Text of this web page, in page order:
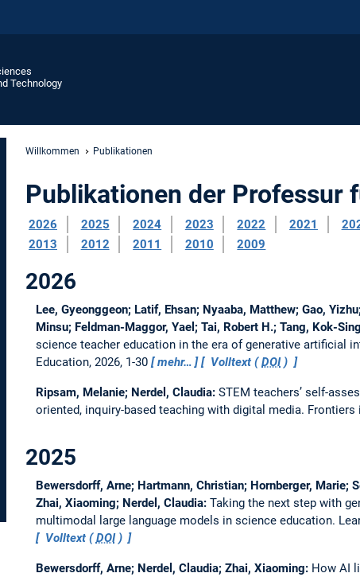
Technology
Willkommen Publikationen
Publikationen der Professur
2026 2025 2024 2023 2022 2021
2013
2012 2011 2010 2009
2026
Lee, Gyeonggeon; Latif, Ehsan; Nyaaba, Matthew; Gao,
Minsu; Feldman-Maggor, Yael; Tai, Robert H.; Tang, Kok-
science teacher education in the era of generative artificial
Education, 2026, 1-30
mehr… Volltext (DOI)
Ripsam, Melanie; Nerdel, Claudia: STEM teachers’ self-
oriented, inquiry-based teaching with digital media. Frontiers
2025
Bewersdorff, Arne; Hartmann, Christian; Hornberger, Marie;
Zhai, Xiaoming; Nerdel, Claudia: Taking the next step with
multimodal large language models in science education.
Volltext (DOI)
Bewersdorff, Arne; Nerdel, Claudia; Zhai, Xiaoming: How AI